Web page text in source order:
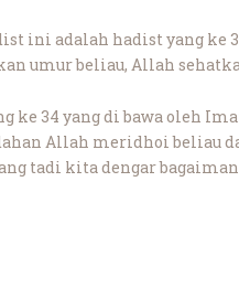
ini adalah hadist yang ke
umur beliau, Allah
34 yang di bawa oleh
Allah meridhoi beliau
tadi kita dengar